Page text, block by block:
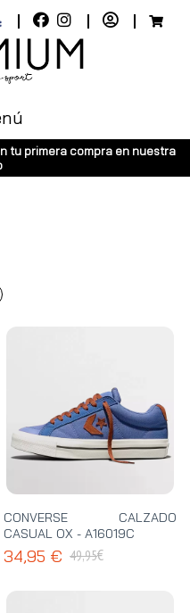
Envíos gratuitos a toda
CONVERSE CALZADO
CASUAL OX - A16019C
34,95 € 49,95€